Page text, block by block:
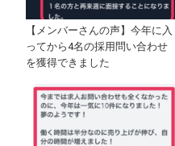
【メンバーさんの声】今年に入
ってから4名の採用問い合わせ
を獲得できました